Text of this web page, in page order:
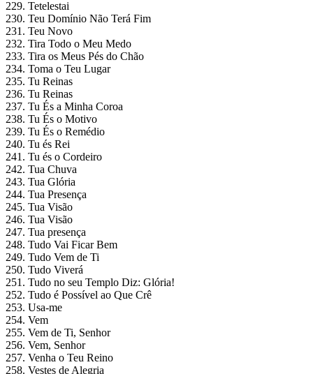
229. Tetelestai
230. Teu Domínio Não Terá Fim
231. Teu Novo
232. Tira Todo o Meu Medo
233. Tira os Meus Pés do Chão
234. Toma o Teu Lugar
235. Tu Reinas
236. Tu Reinas
237. Tu És a Minha Coroa
238. Tu És o Motivo
239. Tu És o Remédio
240. Tu és Rei
241. Tu és o Cordeiro
242. Tua Chuva
243. Tua Glória
244. Tua Presença
245. Tua Visão
246. Tua Visão
247. Tua presença
248. Tudo Vai Ficar Bem
249. Tudo Vem de Ti
250. Tudo Viverá
251. Tudo no seu Templo Diz: Glória!
252. Tudo é Possível ao Que Crê
253. Usa-me
254. Vem
255. Vem de Ti, Senhor
256. Vem, Senhor
257. Venha o Teu Reino
258. Vestes de Alegria